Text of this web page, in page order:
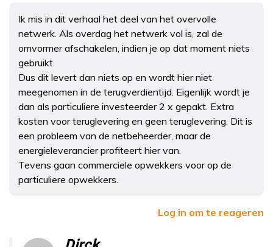
Ik mis in dit verhaal het deel van het overvolle
netwerk. Als overdag het netwerk vol is, zal de
omvormer afschakelen, indien je op dat moment niets
gebruikt
Dus dit levert dan niets op en wordt hier niet
meegenomen in de terugverdientijd. Eigenlijk wordt je
dan als particuliere investeerder 2 x gepakt. Extra
kosten voor teruglevering en geen teruglevering. Dit is
een probleem van de netbeheerder, maar de
energieleverancier profiteert hier van.
Tevens gaan commerciele opwekkers voor op de
particuliere opwekkers.
Log in om te reageren